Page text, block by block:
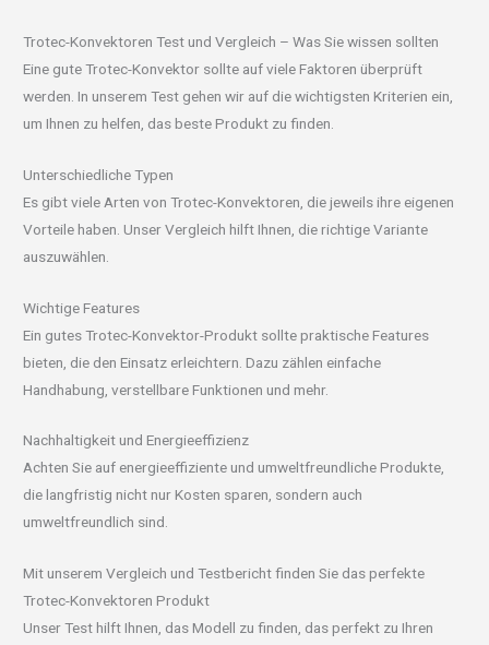
Trotec-Konvektoren Test und Vergleich – Was Sie wissen sollten
Eine gute Trotec-Konvektor sollte auf viele Faktoren überprüft
werden. In unserem Test gehen wir auf die wichtigsten Kriterien ein,
um Ihnen zu helfen, das beste Produkt zu finden.
Unterschiedliche Typen
Es gibt viele Arten von Trotec-Konvektoren, die jeweils ihre eigenen
Vorteile haben. Unser Vergleich hilft Ihnen, die richtige Variante
auszuwählen.
Wichtige Features
Ein gutes Trotec-Konvektor-Produkt sollte praktische Features
bieten, die den Einsatz erleichtern. Dazu zählen einfache
Handhabung, verstellbare Funktionen und mehr.
Nachhaltigkeit und Energieeffizienz
Achten Sie auf energieeffiziente und umweltfreundliche Produkte,
die langfristig nicht nur Kosten sparen, sondern auch
umweltfreundlich sind.
Mit unserem Vergleich und Testbericht finden Sie das perfekte
Trotec-Konvektoren Produkt
Unser Test hilft Ihnen, das Modell zu finden, das perfekt zu Ihren